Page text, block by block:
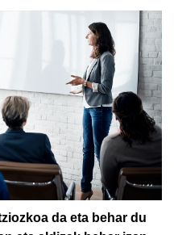
da eta behar du